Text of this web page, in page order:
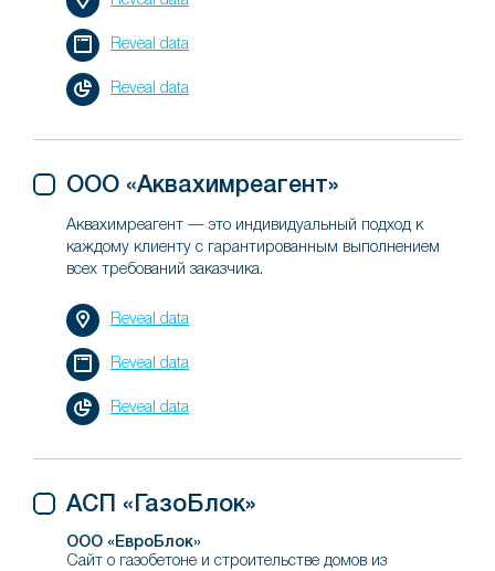
Reveal data
Reveal data
ООО «Аквахимреагент»
Аквахимреагент — это индивидуальный подход к
каждому клиенту с гарантированным выполнением
всех требований заказчика.
Reveal data
Reveal data
Reveal data
АСП «ГазоБлок»
ООО «ЕвроБлок»
Сайт о газобетоне и строительстве домов из